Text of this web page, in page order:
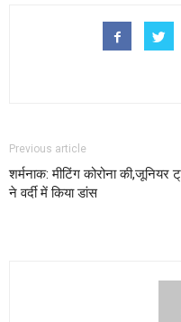
Previous article
शर्मनाक: मीटिंग कोरोना की,जूनियर
ने वर्दी में किया डांस